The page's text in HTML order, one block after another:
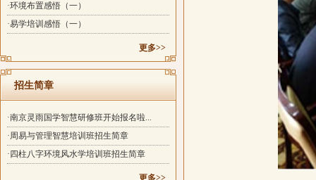
·环境布置感悟（一）
·易学培训感悟（一）
更多>>
招生简章
·南京灵雨国学智慧研修班开始报名啦...
·周易与管理智慧培训班招生简章
·四柱八字环境风水学培训班招生简章
更多>>